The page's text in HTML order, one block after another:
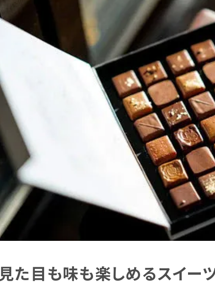
見た目も味も楽しめるスイー